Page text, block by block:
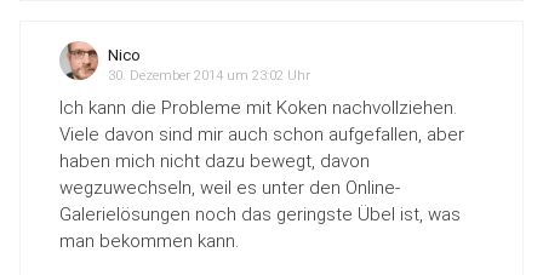
Nico
30. Dezember 2014 um 23:02 Uhr
Ich kann die Probleme mit Koken nachvollziehen.
Viele davon sind mir auch schon aufgefallen, aber
haben mich nicht dazu bewegt, davon
wegzuwechseln, weil es unter den Online-
Galerielösungen noch das geringste Übel ist, was
man bekommen kann.